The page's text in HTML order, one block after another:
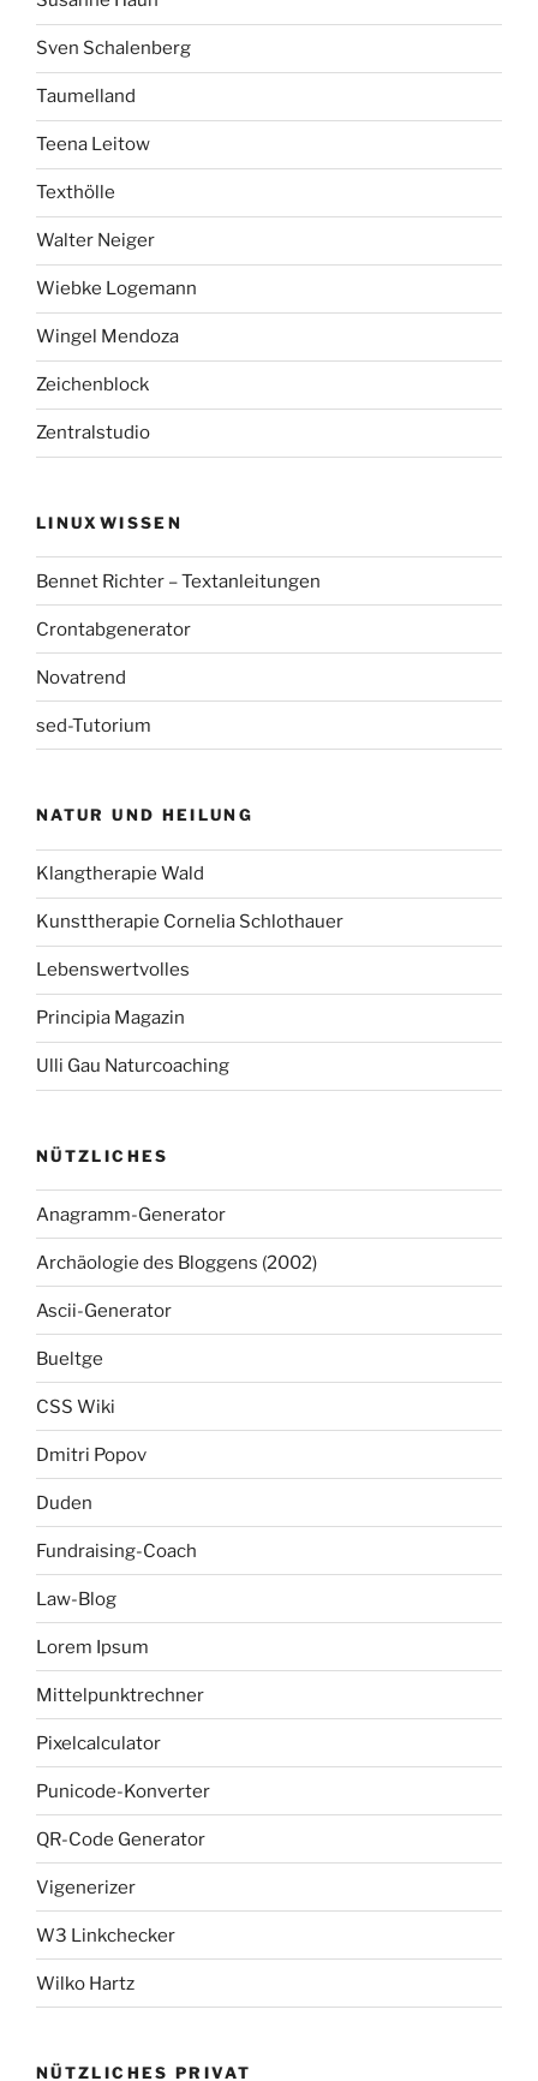
Sven Schalenberg
Taumelland
Teena Leitow
Texthölle
Walter Neiger
Wiebke Logemann
Wingel Mendoza
Zeichenblock
Zentralstudio
LINUXWISSEN
Bennet Richter – Textanleitungen
Crontabgenerator
Novatrend
sed-Tutorium
NATUR UND HEILUNG
Klangtherapie Wald
Kunsttherapie Cornelia Schlothauer
Lebenswertvolles
Principia Magazin
Ulli Gau Naturcoaching
NÜTZLICHES
Anagramm-Generator
Archäologie des Bloggens (2002)
Ascii-Generator
Bueltge
CSS Wiki
Dmitri Popov
Duden
Fundraising-Coach
Law-Blog
Lorem Ipsum
Mittelpunktrechner
Pixelcalculator
Punicode-Konverter
QR-Code Generator
Vigenerizer
W3 Linkchecker
Wilko Hartz
NÜTZLICHES PRIVAT